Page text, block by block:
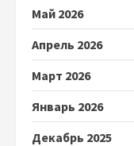
Май 2026
Апрель 2026
Март 2026
Январь 2026
Декабрь 2025